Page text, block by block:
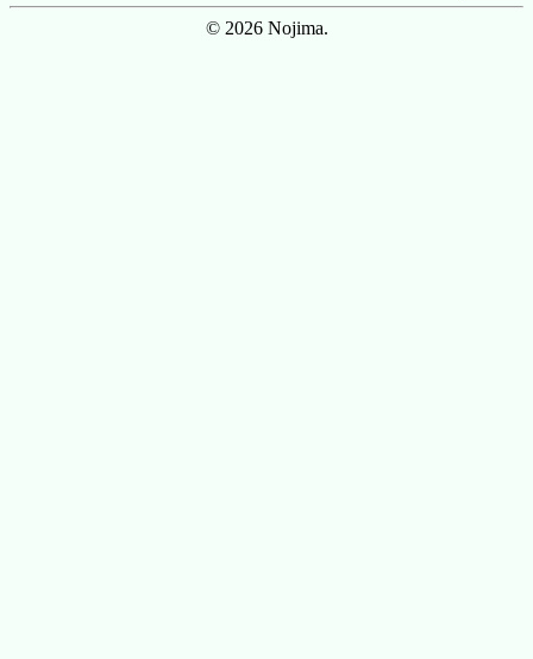
© 2026 Nojima.